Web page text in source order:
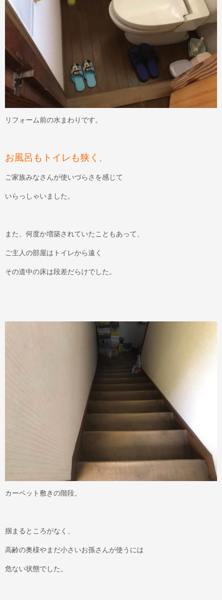
リフォーム前の水まわりです。
お風呂もトイレも狭く
ご家族みなさんが使いづらさを感じて
いらっしゃいました。
また、何度か増築されていたこともあって、
ご主人の部屋はトイレから遠く
その道中の床は段差だらけでした。
カーペット敷きの階段。
掴まるところがなく、
高齢の奥様やまだ小さいお孫さんが使うには
危ない状態でした。